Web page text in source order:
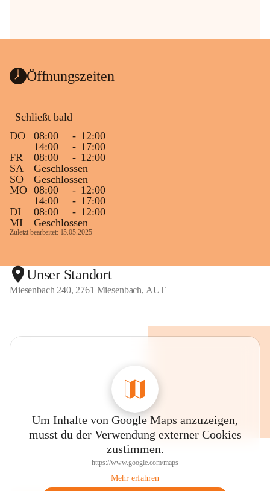
Öffnungszeiten
Schließt bald
DO
08:00 - 12:00
14:00
- 17:00
FR
08:00 - 12:00
SA
Geschlossen
SO
Geschlossen
MO 08:00 - 12:00
14:00
- 17:00
DI
08:00 - 12:00
MI
Geschlossen
Zuletzt bearbeitet: 15.05.2025
Unser Standort
Miesenbach 240, 2761 Miesenbach, AUT
Um Inhalte von Google Maps anzuzeigen,
musst du der Verwendung externer Cookies
zustimmen.
https://www.google.com/maps
Mehr erfahren